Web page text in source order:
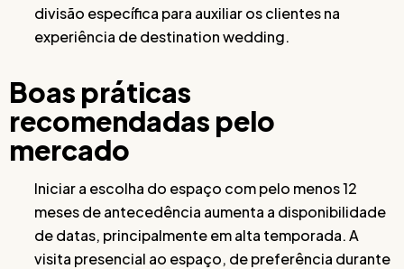
divisão específica para auxiliar os clientes na
experiência de destination wedding.
Boas práticas
recomendadas pelo
mercado
Iniciar a escolha do espaço com pelo menos 12
meses de antecedência aumenta a disponibilidade
de datas, principalmente em alta temporada. A
visita presencial ao espaço, de preferência durante